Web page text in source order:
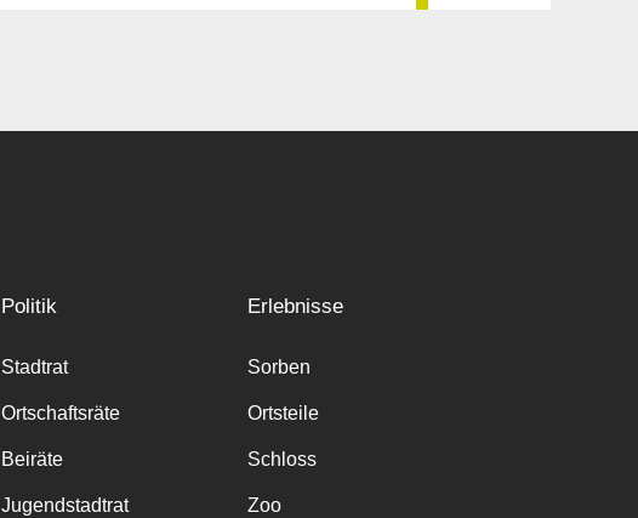
Politik
Stadtrat
Ortschaftsräte
Beiräte
Jugendstadtrat
Erlebnisse
Sorben
Ortsteile
Schloss
Zoo